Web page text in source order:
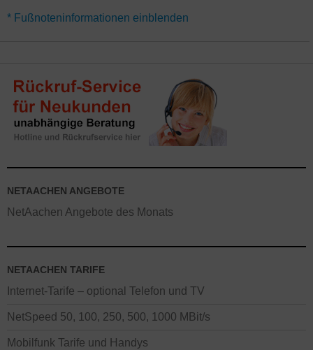
*Für alle Angebote NetAachen NetSpeed Anschluss mit Rabatt gilt
Neukunden. Online-Vorteile gelten teilweise nicht in lokalen Shops.
* Fußnoteninformationen einblenden
NETAACHEN ANGEBOTE
NetAachen Angebote des Monats
NETAACHEN TARIFE
Internet-Tarife – optional Telefon und TV
NetSpeed 50, 100, 250, 500, 1000 MBit/s
Mobilfunk Tarife und Handys